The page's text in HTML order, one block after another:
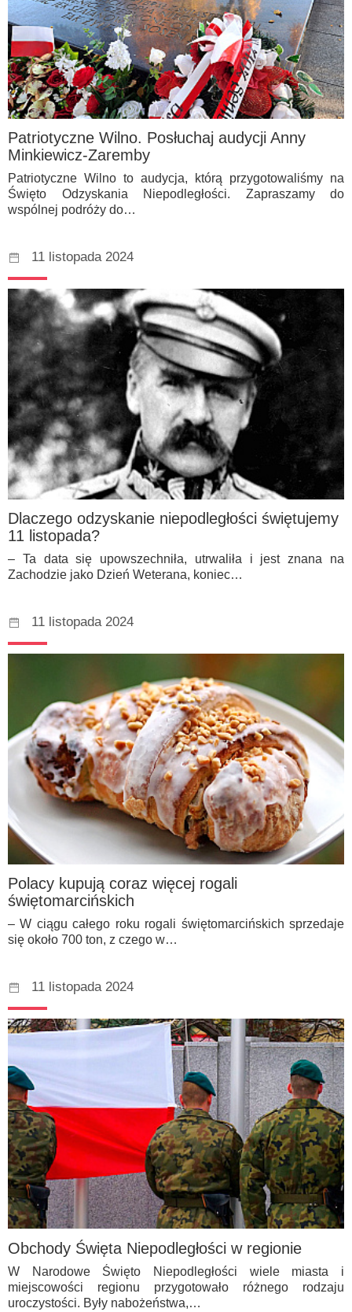
Patriotyczne Wilno. Posłuchaj audycji Anny
Minkiewicz-Zaremby
Patriotyczne Wilno to audycja, którą przygotowaliśmy na
Święto Odzyskania Niepodległości. Zapraszamy do
wspólnej podróży do…
11 listopada 2024
Dlaczego odzyskanie niepodległości świętujemy
11 listopada?
– Ta data się upowszechniła, utrwaliła i jest znana na
Zachodzie jako Dzień Weterana, koniec…
11 listopada 2024
Polacy kupują coraz więcej rogali
świętomarcińskich
– W ciągu całego roku rogali świętomarcińskich sprzedaje
się około 700 ton, z czego w…
11 listopada 2024
Obchody Święta Niepodległości w regionie
W Narodowe Święto Niepodległości wiele miasta i
miejscowości regionu przygotowało różnego rodzaju
uroczystości. Były nabożeństwa,…